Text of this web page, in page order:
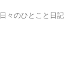
日々のひとこと日記